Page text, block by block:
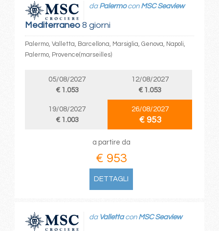
Mediterraneo8 giorni
da Palermocon MSC Seaview
Palermo, Valletta, Barcellona, Marsiglia, Genova, Napoli,
Palermo, Provence(marseilles)
05/08/2027
€ 1.053
12/08/2027
€ 1.053
19/08/2027
€ 1.003
26/08/2027
€ 953
a partire da
€ 953
DETTAGLI
da Vallettacon MSC Seaview